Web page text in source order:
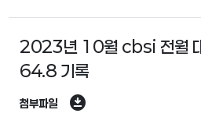
2023년 10월 cbsi 전월
64.8 기록
첨부파일 download_for_offline